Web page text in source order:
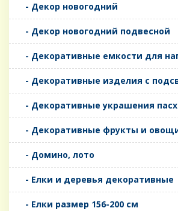
- Декор новогодний
- Декор новогодний подвесной
- Декоративные емкости для
- Декоративные изделия с
- Декоративные украшения
- Декоративные фрукты и
- Домино, лото
- Елки и деревья декоративные
- Елки размер 156-200 см